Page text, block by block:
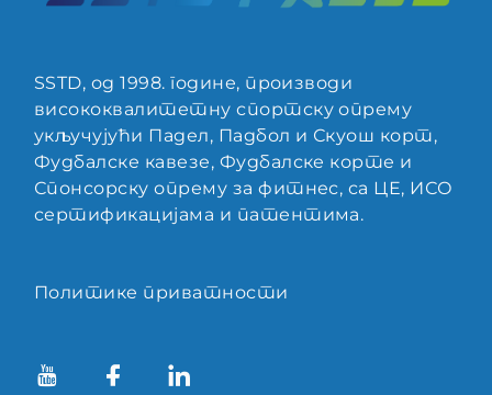
SSTD, од 1998. године, производи
висококвалитетну спортску опрему
укључујући Падел, Падбол и Скуош корт,
Фудбалске кавезе, Фудбалске корте и
Спонсорску опрему за фитнес, са ЦЕ, ИСО
сертификацијама и патентима.
Политике приватности